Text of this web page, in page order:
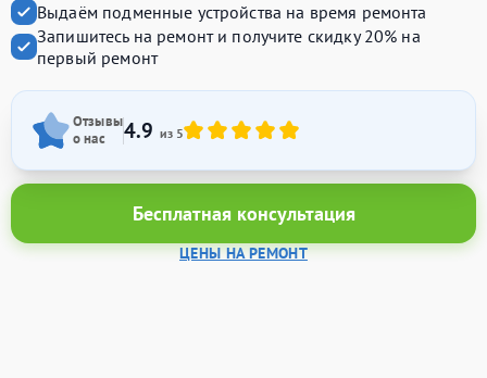
Выдаём подменные устройства на время ремонта
Запишитесь на ремонт и получите скидку 20% на
первый ремонт
Отзывы
о нас
4.9 из 5
Бесплатная консультация
ЦЕНЫ НА РЕМОНТ